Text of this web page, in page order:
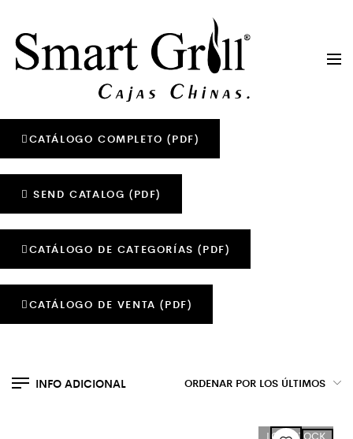
CATÁLOGO COMPLETO (PDF)
SEND CATALOG (PDF)
CATÁLOGO DE CATEGORÍAS (PDF)
CATÁLOGO DE VENTA (PDF)
INFO ADICIONAL
LOW STOCK